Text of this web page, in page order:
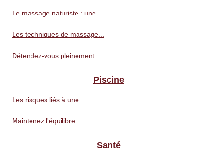
Le massage naturiste : une...
Les techniques de massage...
Détendez-vous pleinement...
Piscine
Les risques liés à une...
Maintenez l'équilibre...
Santé